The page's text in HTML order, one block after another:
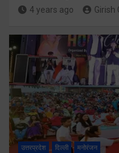
4 years ago Girish
उत्तरप्रदेश दिल्ली मनोरंजन